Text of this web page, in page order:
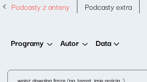
Podcasty z anteny Podcasty extra
Programy Autor Data